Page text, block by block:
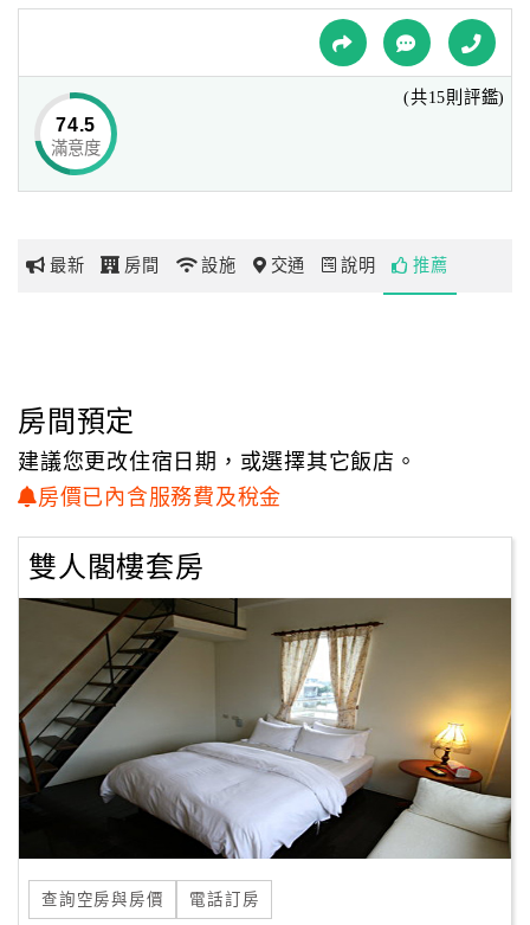
球
網
玩
地
圖
顧
務
客
滿
意
度
訂
單
管
74.5
滿意度
(共15則評鑑)
最新 房間 設施 交通 說明 推薦
房間預定
建議您更改住宿日期，或選擇其它飯店。
房價已內含服務費及稅金
雙人閣樓套房
查詢空房與房價 電話訂房